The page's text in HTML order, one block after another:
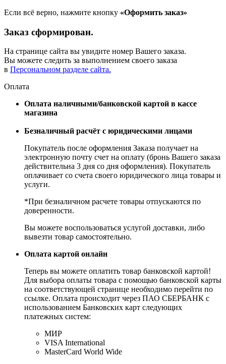
Если всё верно, нажмите кнопку «Оформить заказ»
Заказ сформирован.
На странице сайта вы увидите номер Вашего заказа.
Вы можете следить за выполнением своего заказа
в Персональном разделе сайта.
Оплата
Оплата наличными/банковской картой в кассе
магазина
Безналичный расчёт с юридическими лицами
Покупатель после оформления Заказа получает на
электронную почту счет на оплату (бронь Вашего заказа
действительна 3 дня со дня оформления). Покупатель
оплачивает со счета своего юридического лица товары и
услуги.
*При безналичном расчете товары отпускаются по
доверенности.
Вы можете воспользоваться услугой доставки, либо
вывезти товар самостоятельно.
Оплата картой онлайн
Теперь вы можете оплатить товар банковской картой!
Для выбора оплаты товара с помощью банковской карты
на соответствующей странице необходимо перейти по
ссылке. Оплата происходит через ПАО СБЕРБАНК с
использованием Банковских карт следующих
платежных систем:
МИР
VISA International
MasterCard World Wide